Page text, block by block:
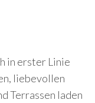
in erster Linie
liebevollen
Terrassen laden